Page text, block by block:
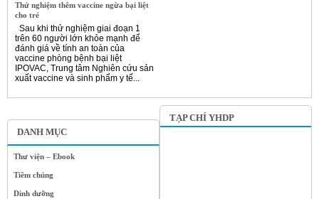
DANH MỤC
Thư viện – Ebook
Tiêm chủng
Dinh dưỡng
Thử nghiệm thêm vaccine ngừa bại liệt
cho trẻ
Sau khi thử nghiệm giai đoạn 1
trên 60 người lớn khỏe mạnh để
đánh giá về tính an toàn của
vaccine phòng bệnh bại liệt
IPOVAC, Trung tâm Nghiên cứu sản
xuất vaccine và sinh phẩm y tế...
TẠP CHÍ YHDP